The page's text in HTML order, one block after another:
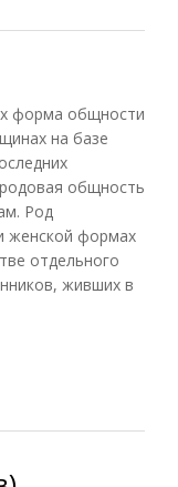
форма общности
на базе
общность
Род
женской формах
отдельного
живших в